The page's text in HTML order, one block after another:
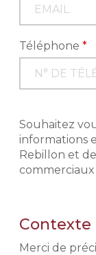
Téléphone*
Souhaitez
informations
Rebillon et
Contexte
Merci de